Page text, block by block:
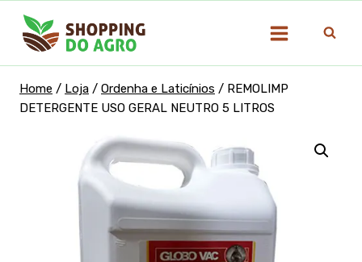
para
Home / Loja / Ordenha e Laticínios / REMOLIMP
DETERGENTE USO GERAL NEUTRO 5 LITROS